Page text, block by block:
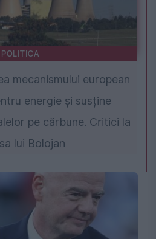
POLITICA
mecanismului european
energie și susține
pe cărbune. Critici la
lui Bolojan